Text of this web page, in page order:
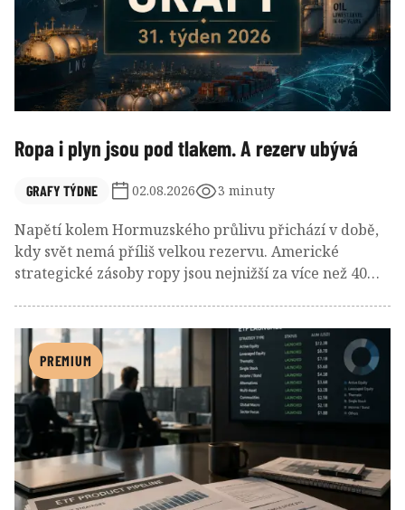
Ropa i plyn jsou pod tlakem. A rezerv ubývá
GRAFY TÝDNE 02.08.2026 3 minuty
Napětí kolem Hormuzského průlivu přichází v době,
kdy svět nemá příliš velkou rezervu. Americké
strategické zásoby ropy jsou nejnižší za více než 40
intenzivněji přetahuje Asie s Evropou.
PREMIUM